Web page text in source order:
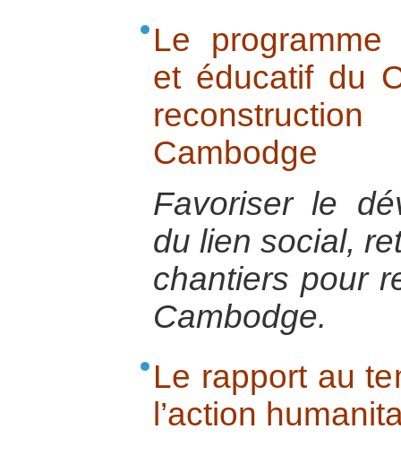
Le programme
et éducatif du
Cambodge
Favoriser le
du lien social,
chantiers pour
Cambodge.
Le rapport au
l’action